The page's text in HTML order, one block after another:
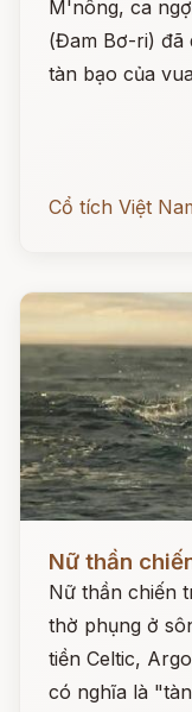
M'nông, ca
(Đam Bơ-ri) đã
tàn bạo của
Cổ tích Việt
Nữ thần
Nữ thần chiến
thờ phụng ở
tiền Celtic,
có nghĩa là